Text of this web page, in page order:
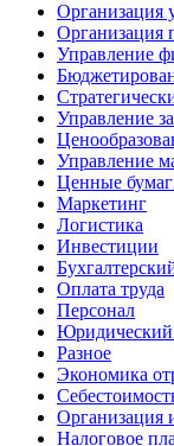
Организация
Организация
Управление
Управление
Управление
Ценные
Маркетинг
Логистика
Инвестиции
Оплата труда
Персонал
Юридический
Разное
Экономика
Организация
Налоговое